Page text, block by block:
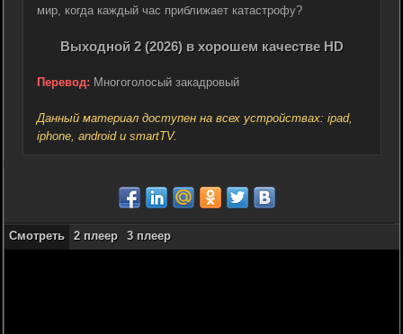
мир, когда каждый час приближает катастрофу?
Выходной 2 (2026) в хорошем качестве HD
Перевод: Многоголосый закадровый
Данный материал доступен на всех устройствах: ipad,
iphone, android и smartTV.
Смотреть 2 плеер 3 плеер